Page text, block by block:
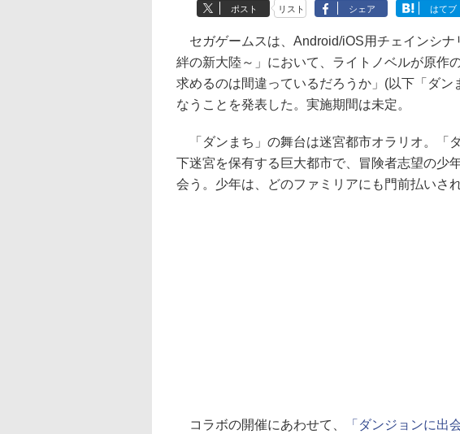
ポスト リスト シェア はてブ
セガゲームスは、Android/iOS用チェインシナ
絆の新大陸～」において、ライトノベルが原作
求めるのは間違っているだろうか」(以下「ダ
なうことを発表した。実施期間は未定。
「ダンまち」の舞台は迷宮都市オラリオ。「
下迷宮を保有する巨大都市で、冒険者志望の少
会う。少年は、どのファミリアにも門前払いさ
コラボの開催にあわせて、
「ダンジョンに出